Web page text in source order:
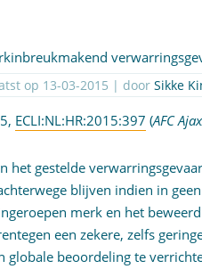
op 13-03-2015 | doorSikke
ECLI:NL:HR:2015:397 (AFC
het gestelde
blijven indien in
merk en het
een zekere, zelfs
globale beoordeling te